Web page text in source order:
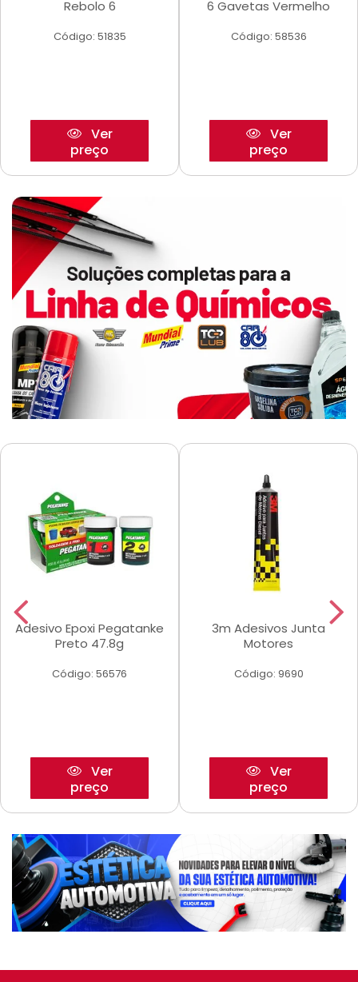
Rebolo 6
Código: 51835
Ver
preço
6 Gavetas Vermelho
Código: 58536
Ver
preço
Adesivo Epoxi Pegatanke
Preto 47.8g
Código: 56576
Ver
preço
3m Adesivos Junta
Motores
Código: 9690
Ver
preço